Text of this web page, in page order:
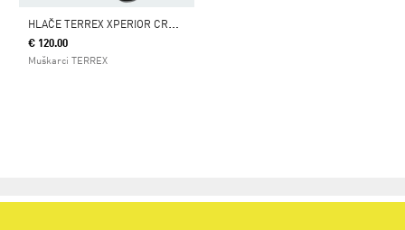
H
LAČE TERREX XPERIOR CROSS-COUNTRY SKI SOFTSHELL
€ 120.00
Muškarci TERREX